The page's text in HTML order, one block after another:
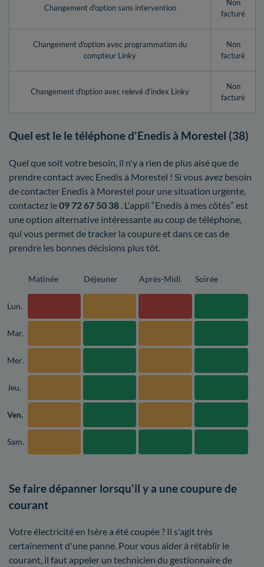
Changement d'option sans intervention
Non
facturé
Changement d'option avec programmation du
compteur Linky
Non
facturé
Changement d'option avec relevé d’index Linky
Non
facturé
Quel est le le téléphone d'Enedis à Morestel (38)
Quel que soit votre besoin, il n'y a rien de plus aisé que de
prendre contact avec Enedis à Morestel ! Si vous avez besoin
de contacter Enedis à Morestel pour une situation urgente,
contactez le09 72 67 50 38 . L'appli “Enedis à mes côtés” est
une option alternative intéressante au coup de téléphone,
qui vous permet de tracker la coupure et dans ce cas de
prendre les bonnes décisions plus tôt.
Matinée Déjeuner Après-Midi Soirée
Lun.
Mar.
Mer.
Jeu.
Ven.
Sam.
Se faire dépanner lorsqu'il y a une coupure de
courant
Votre électricité en Isère a été coupée ? Il s'agit très
certainement d'une panne. Pour vous aider à rétablir le
courant, il faut appeler un technicien du gestionnaire de